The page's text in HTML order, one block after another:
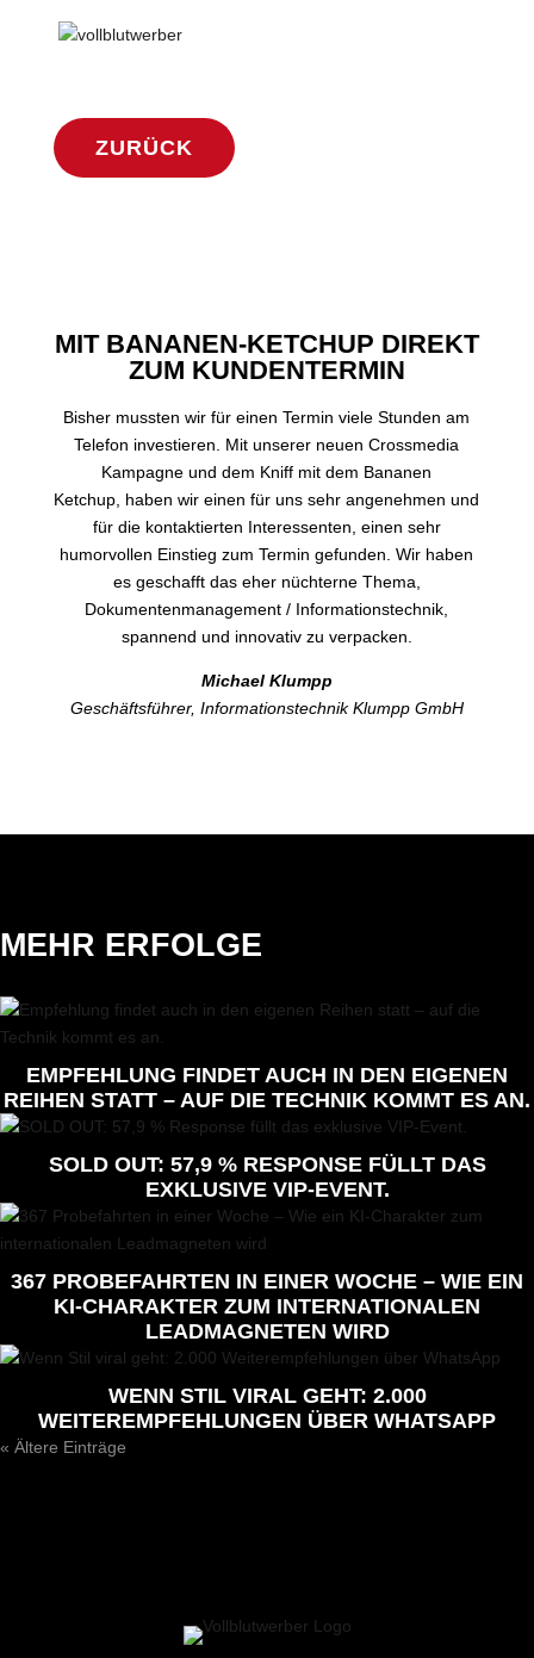
ZURÜCK
MIT BANANEN-KETCHUP DIREKT
ZUM KUNDENTERMIN
Bisher mussten wir für einen Termin viele Stunden am
Telefon investieren. Mit unserer neuen Crossmedia
Kampagne und dem Kniff mit dem Bananen
Ketchup, haben wir einen für uns sehr angenehmen und
für die kontaktierten Interessenten, einen sehr
humorvollen Einstieg zum Termin gefunden. Wir haben
es geschafft das eher nüchterne Thema,
Dokumentenmanagement / Informationstechnik,
spannend und innovativ zu verpacken.
Michael Klumpp
Geschäftsführer, Informationstechnik Klumpp GmbH
MEHR ERFOLGE
EMPFEHLUNG FINDET AUCH IN DEN EIGENEN
REIHEN STATT – AUF DIE TECHNIK KOMMT ES AN.
SOLD OUT: 57,9 % RESPONSE FÜLLT DAS
EXKLUSIVE VIP-EVENT.
367 PROBEFAHRTEN IN EINER WOCHE – WIE EIN
KI-CHARAKTER ZUM INTERNATIONALEN
LEADMAGNETEN WIRD
WENN STIL VIRAL GEHT: 2.000
WEITEREMPFEHLUNGEN ÜBER WHATSAPP
« Ältere Einträge